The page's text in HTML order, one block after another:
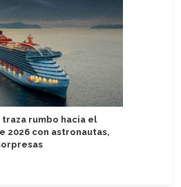
traza rumbo hacia el
2026 con astronautas,